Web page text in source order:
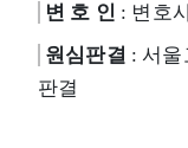
변 호 인 : 변호
원심판결 : 서울
판결